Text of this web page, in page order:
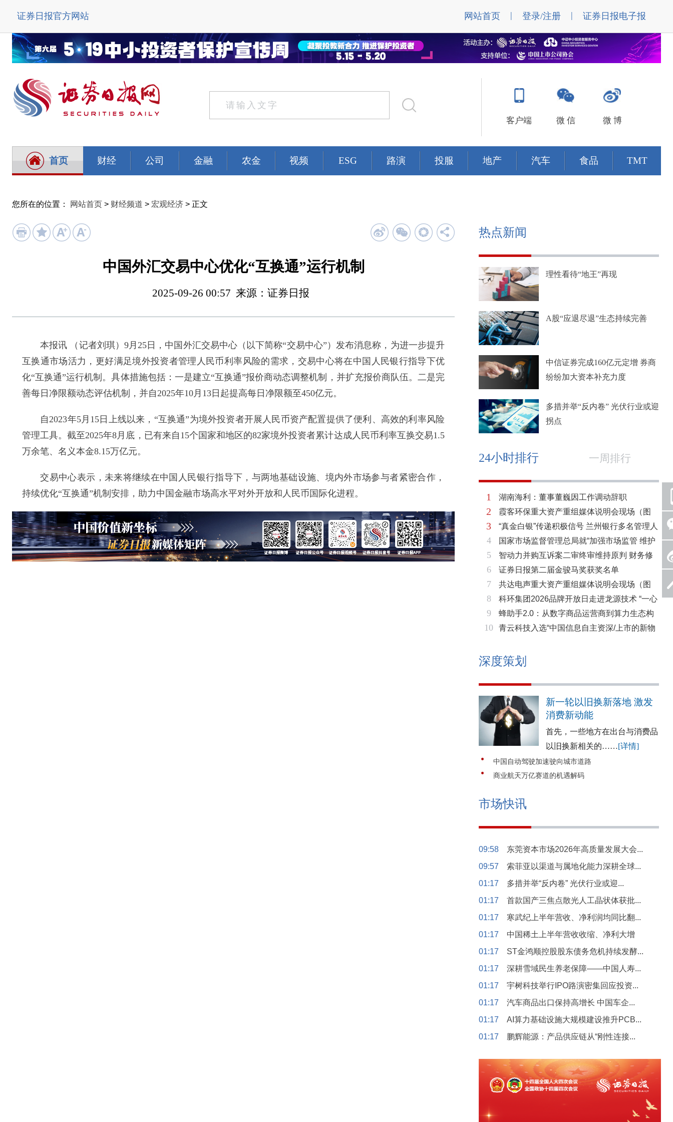
证券日报官方网站 网站首页 | 登录/注册 | 证券日报电子报
客户端 微 信 微 博
首页 财经 公司 金融 农金 视频 ESG 路演 投服 地产 汽车 食品 TMT
您所在的位置： 网站首页 > 财经频道 > 宏观经济 > 正文
中国外汇交易中心优化“互换通”运行机制
2025-09-26 00:57 来源：证券日报
本报讯 （记者刘琪）9月25日，中国外汇交易中心（以下简称“交易中心”）发布消息称，为进一步提升
互换通市场活力，更好满足境外投资者管理人民币利率风险的需求，交易中心将在中国人民银行指导下优
化“互换通”运行机制。具体措施包括：一是建立“互换通”报价商动态调整机制，并扩充报价商队伍。二是完
善每日净限额动态评估机制，并自2025年10月13日起提高每日净限额至450亿元。
自2023年5月15日上线以来，“互换通”为境外投资者开展人民币资产配置提供了便利、高效的利率风险
管理工具。截至2025年8月底，已有来自15个国家和地区的82家境外投资者累计达成人民币利率互换交易1.5
万余笔、名义本金8.15万亿元。
交易中心表示，未来将继续在中国人民银行指导下，与两地基础设施、境内外市场参与者紧密合作，
持续优化“互换通”机制安排，助力中国金融市场高水平对外开放和人民币国际化进程。
热点新闻
理性看待“地王”再现
A股“应退尽退”生态持续完善
中信证券完成160亿元定增 券商
纷纷加大资本补充力度
多措并举“反内卷” 光伏行业或迎
拐点
24小时排行 一周排行
1
2
3
4
5
6
7
8
9
10
湖南海利：董事董巍因工作调动辞职
霞客环保重大资产重组媒体说明会现场（图
片）
“真金白银”传递积极信号 兰州银行多名管理人
员拟增持公司股份不低于600万元
国家市场监督管理总局就“加强市场监管 维护
市场秩序”答记者问
智动力并购互诉案二审终审维持原判 财务修
复与估值空间同步打开
证券日报第二届金骏马奖获奖名单
共达电声重大资产重组媒体说明会现场（图
片）
科环集团2026品牌开放日走进龙源技术 “一心
两脉”赋能火电绿色低碳转型
蜂助手2.0：从数字商品运营商到算力生态构
建者的跃迁
青云科技入选“中国信息自主资深/上市的新物
深度策划
新一轮以旧换新落地 激发
消费新动能
首先，一些地方在出台与消费品
以旧换新相关的……[详情]
中国自动驾驶加速驶向城市道路
商业航天万亿赛道的机遇解码
市场快讯
09:58
东莞资本市场2026年高质量发展大会...
09:57
索菲亚以渠道与属地化能力深耕全球...
01:17
多措并举“反内卷” 光伏行业或迎...
01:17
首款国产三焦点散光人工晶状体获批...
01:17
寒武纪上半年营收、净利润均同比翻...
01:17
中国稀土上半年营收收缩、净利大增
01:17
ST金鸿顺控股股东债务危机持续发酵...
01:17
深耕雪域民生养老保障——中国人寿...
01:17
宇树科技举行IPO路演密集回应投资...
01:17
汽车商品出口保持高增长 中国车企...
01:17
AI算力基础设施大规模建设推升PCB...
01:17
鹏辉能源：产品供应链从“刚性连接...